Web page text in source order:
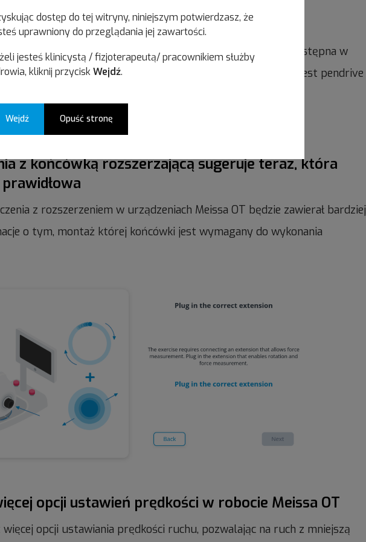
dostęp do tej witryny, niniejszym potwierdzasz, że
uprawniony do przeglądania jej zawartości.
jesteś klinicystą / fizjoterapeutą/ pracownikiem służby
kliknij przyciskWejdź.
Wejdź Opuść stronę
importu/eksportu bazy danych
importu / eksportu bazy danych na pendrive. Opcja jest dostępna w
Do rozpoczęcia eksportu bazy danych potrzebny jest pendrive
z końcówką rozszerzającą sugeruje teraz, która
z rozszerzeniem w urządzeniach Meissa OT będzie zawierał bardziej
o tym, montaż której końcówki jest wymagany do wykonania
opcji ustawień prędkości w robocie Meissa OT
opcji ustawiania prędkości ruchu, pozwalając na ruch z mniejszą